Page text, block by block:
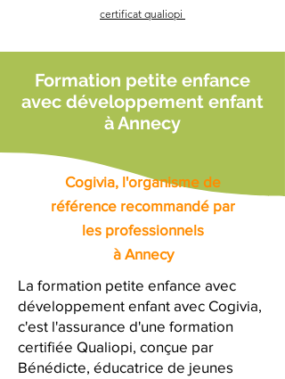
certificat qualiopi
Formation petite enfance
avec développement enfant
à Annecy
Cogivia, l'organisme de
référence recommandé par
les professionnels
à Annecy
La formation petite enfance avec
développement enfant avec Cogivia,
c'est l'assurance d'une formation
certifiée Qualiopi, conçue par
Bénédicte, éducatrice de jeunes